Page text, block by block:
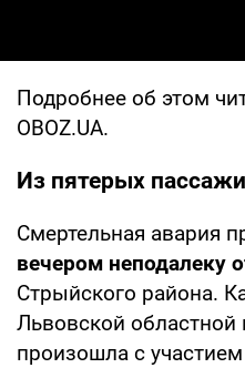
Подробнее об этом
OBOZ.UA.
Из пятерых
Смертельная авария
вечером неподалеку
Стрыйского района.
Львовской областной
произошла с